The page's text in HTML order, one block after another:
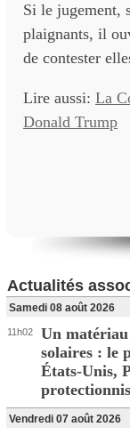
Si le jugement,
plaignants, il
de contester
Lire aussi: La
Donald Trump
Actualités
Samedi 08 août 2026
11h02
Un matériau
solaires : le
États-Unis,
Vendredi 07 août 2026